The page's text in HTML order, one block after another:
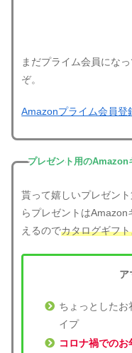
まだプライム会員にな
ぞ。
Amazonプライム会員登
プレゼント用のAmazon
貰って嬉しいプレゼン
らプレゼントは
えるのでカタログギフ
ア
ちょっとしたお
イプ
コロナ禍でのお